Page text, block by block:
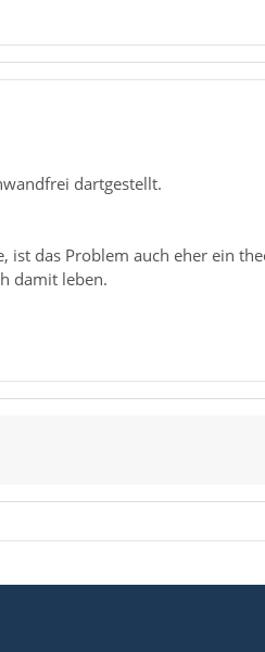
dartgestellt.
ist das Problem auch eher ein
damit leben.